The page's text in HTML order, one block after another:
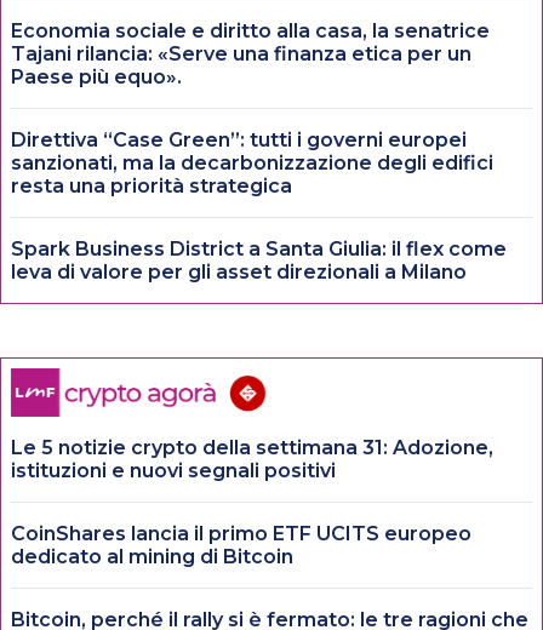
Economia sociale e diritto alla casa, la senatrice
Tajani rilancia: «Serve una finanza etica per un
Paese più equo».
Direttiva “Case Green”: tutti i governi europei
sanzionati, ma la decarbonizzazione degli edifici
resta una priorità strategica
Spark Business District a Santa Giulia: il flex come
leva di valore per gli asset direzionali a Milano
Le 5 notizie crypto della settimana 31: Adozione,
istituzioni e nuovi segnali positivi
CoinShares lancia il primo ETF UCITS europeo
dedicato al mining di Bitcoin
Bitcoin, perché il rally si è fermato: le tre ragioni che